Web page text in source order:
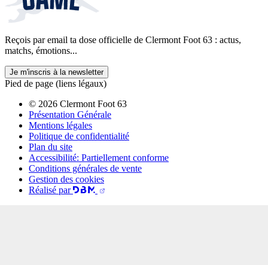
Reçois par email ta dose officielle de Clermont Foot 63 : actus,
matchs, émotions...
Je m'inscris à la newsletter
Pied de page (liens légaux)
© 2026 Clermont Foot 63
Présentation Générale
Mentions légales
Politique de confidentialité
Plan du site
Accessibilité: Partiellement conforme
Conditions générales de vente
Gestion des cookies
Réalisé par